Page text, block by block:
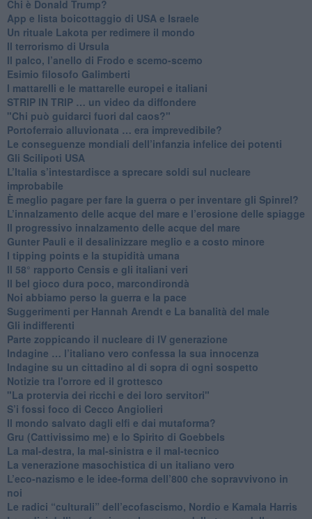
​Chi è Donald Trump?
App e lista boicottaggio di USA e Israele
​Un rituale Lakota per redimere il mondo
Il terrorismo di Ursula
​Il palco, l’anello di Frodo e scemo-scemo
Esimio filosofo Galimberti
​I mattarelli e le mattarelle europei e italiani
​STRIP IN TRIP … un video da diffondere
"Chi può guidarci fuori dal caos?"
​Portoferraio alluvionata … era imprevedibile?
Le conseguenze mondiali dell’infanzia infelice dei potenti
​Gli Scilipoti USA
L’Italia s’intestardisce a sprecare soldi sul nucleare
improbabile
È meglio pagare per fare la guerra o per inventare gli Spinrel?
​L’innalzamento delle acque del mare e l’erosione delle spiagge
​Il progressivo innalzamento delle acque del mare
​Gunter Pauli e il desalinizzare meglio e a costo minore
I tipping points e la stupidità umana
​Il 58° rapporto Censis e gli italiani veri
​Il bel gioco dura poco, marcondirondà
Noi abbiamo perso la guerra e la pace
Suggerimenti per Hannah Arendt e La banalità del male
​Gli indifferenti
Parte zoppicando il nucleare di IV generazione
​Indagine … l’italiano vero confessa la sua innocenza
Indagine su un cittadino al di sopra di ogni sospetto
Notizie tra l'orrore ed il grottesco
"La protervia dei ricchi e dei loro servitori"
S’i fossi foco di Cecco Angiolieri
​Il mondo salvato dagli elfi e dai mutaforma?
Gru (Cattivissimo me) e lo Spirito di Goebbels
​La mal-destra, la mal-sinistra e il mal-tecnico
​La venerazione masochistica di un italiano vero
​L’eco-nazismo e le idee-forma dell’800 che sopravvivono in
noi
​Le radici “culturali” dell’ecofascismo, Nordio e Kamala Harris